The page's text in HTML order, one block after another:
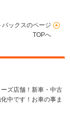
ックスのページ
TOPへ
ズ店舗！新車・中古
中です！お車の事ま